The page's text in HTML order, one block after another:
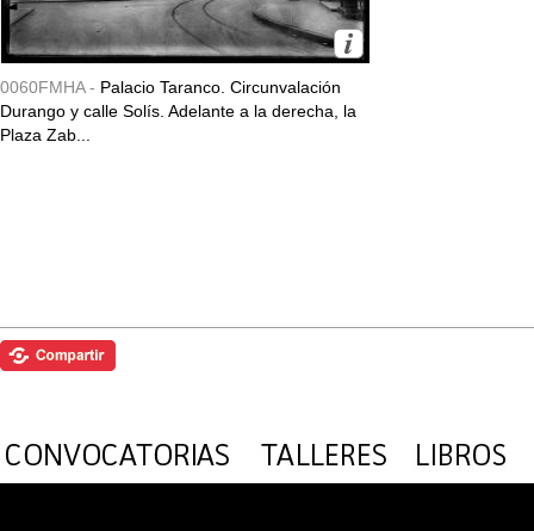
0060FMHA - Palacio Taranco. Circunvalación
Durango y calle Solís. Adelante a la derecha, la
Plaza Zab...